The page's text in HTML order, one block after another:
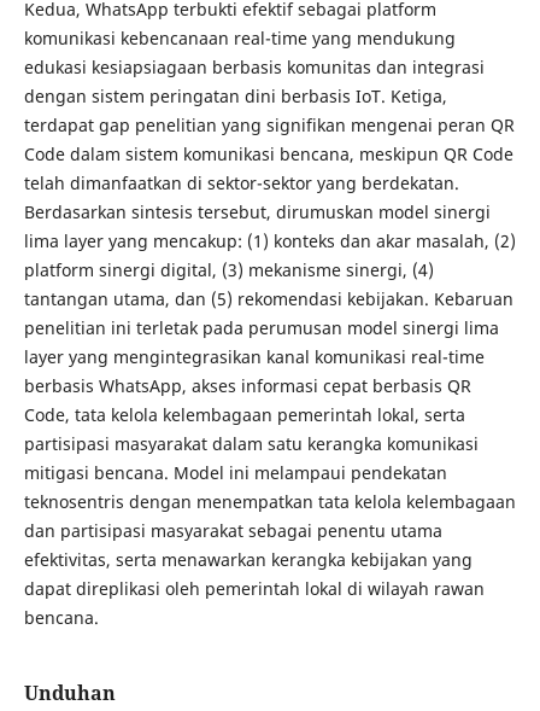
Kedua, WhatsApp terbukti efektif sebagai platform
komunikasi kebencanaan real-time yang mendukung
edukasi kesiapsiagaan berbasis komunitas dan integrasi
dengan sistem peringatan dini berbasis IoT. Ketiga,
terdapat gap penelitian yang signifikan mengenai peran QR
Code dalam sistem komunikasi bencana, meskipun QR Code
telah dimanfaatkan di sektor-sektor yang berdekatan.
Berdasarkan sintesis tersebut, dirumuskan model sinergi
lima layer yang mencakup: (1) konteks dan akar masalah, (2)
platform sinergi digital, (3) mekanisme sinergi, (4)
tantangan utama, dan (5) rekomendasi kebijakan. Kebaruan
penelitian ini terletak pada perumusan model sinergi lima
layer yang mengintegrasikan kanal komunikasi real-time
berbasis WhatsApp, akses informasi cepat berbasis QR
Code, tata kelola kelembagaan pemerintah lokal, serta
partisipasi masyarakat dalam satu kerangka komunikasi
mitigasi bencana. Model ini melampaui pendekatan
teknosentris dengan menempatkan tata kelola kelembagaan
dan partisipasi masyarakat sebagai penentu utama
efektivitas, serta menawarkan kerangka kebijakan yang
dapat direplikasi oleh pemerintah lokal di wilayah rawan
bencana.
Unduhan